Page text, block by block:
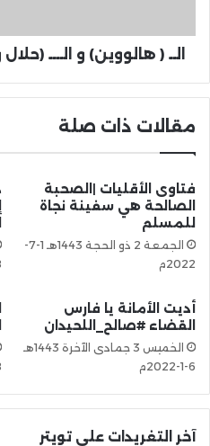
الــ ( هالووين) و الــــ
مقالات ذات صلة
فتاوى الأقليات |الصحبة
الصالحة هي سفينة نجاة
للمسلم
الجمعة 2 ذو الحجة 1443هـ 1-7-
2022م
أديت الأمانة يا فارس
القضاء ‫#صالح_اللحيدان
الخميس 3 جمادى الآخرة 1443هـ
6-1-2022م
آخر التغريدات على تويتر